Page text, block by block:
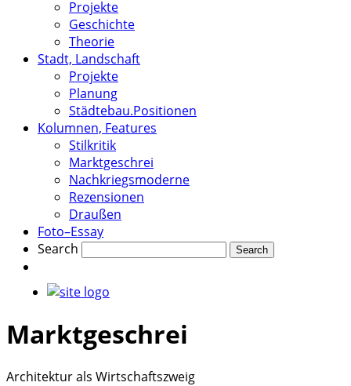
Projekte
Geschichte
Theorie
Stadt, Landschaft
Projekte
Planung
Städtebau.Positionen
Kolumnen, Features
Stilkritik
Marktgeschrei
Nachkriegsmoderne
Rezensionen
Draußen
Foto–Essay
Search
Marktgeschrei
Architektur als Wirtschaftszweig